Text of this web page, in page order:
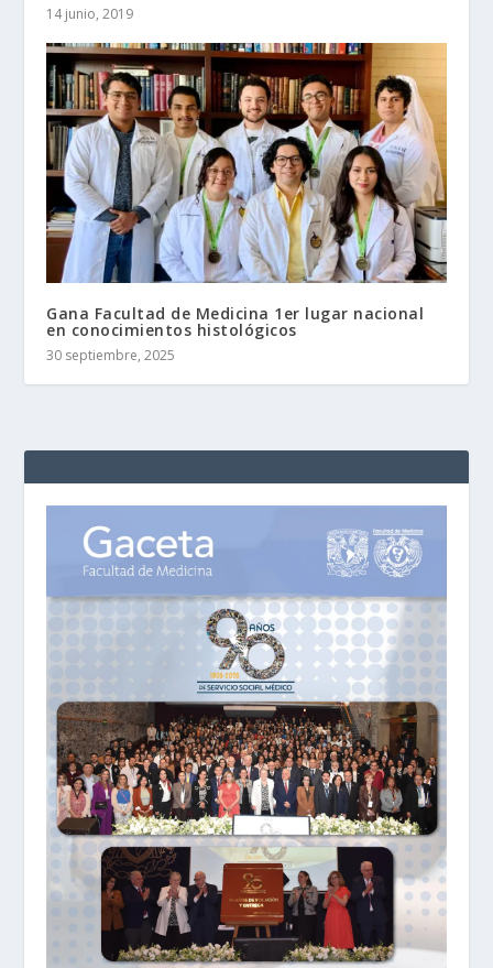
14 junio, 2019
Gana Facultad de Medicina 1er lugar nacional
en conocimientos histológicos
30 septiembre, 2025